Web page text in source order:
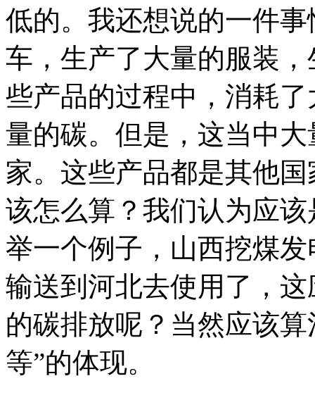
低的。我还想说的一件
车，生产了大量的服装
些产品的过程中，消耗
量的碳。但是，这当中
家。这些产品都是其他
该怎么算？我们认为应
举一个例子，山西挖煤
输送到河北去使用了，
的碳排放呢？当然应该
等”的体现。